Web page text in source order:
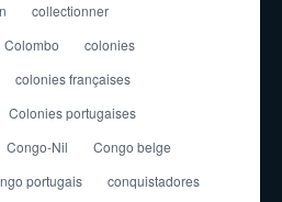
collectionner
Colombo
colonies
colonies françaises
Colonies portugaises
Congo-Nil
Congo belge
portugais
conquistadores